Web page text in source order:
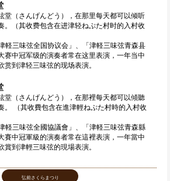
堂
堂（さんげんどう），在那里每天都可以倾听
。（其收费包含在进津轻ねぷた村时的入村收
軽三味弦全国协议会」、「津軽三味弦青森县
赛中冠军级的演奏者常在这里表演，一年当中
到津轻三味弦的现场表演。
堂
堂（さんげんどう），在那裡每天都可以傾聽
。 （其收費包含在進津輕ねぷた村時的入村收
軽三味弦全國協議會」、「津軽三味弦青森縣
賽中冠軍級的演奏者常在這裡表演，一年當中
到津輕三味弦的現場表演。
弘前さくらまつり